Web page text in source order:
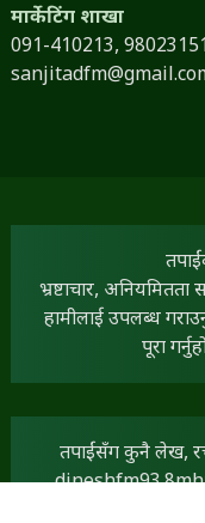
मार्केटिंग शाखा
091-410213,
भ्रष्टाचार,
हामीलाई उपलब्ध
पूरा
तपाईंसँग कुनै लेख,